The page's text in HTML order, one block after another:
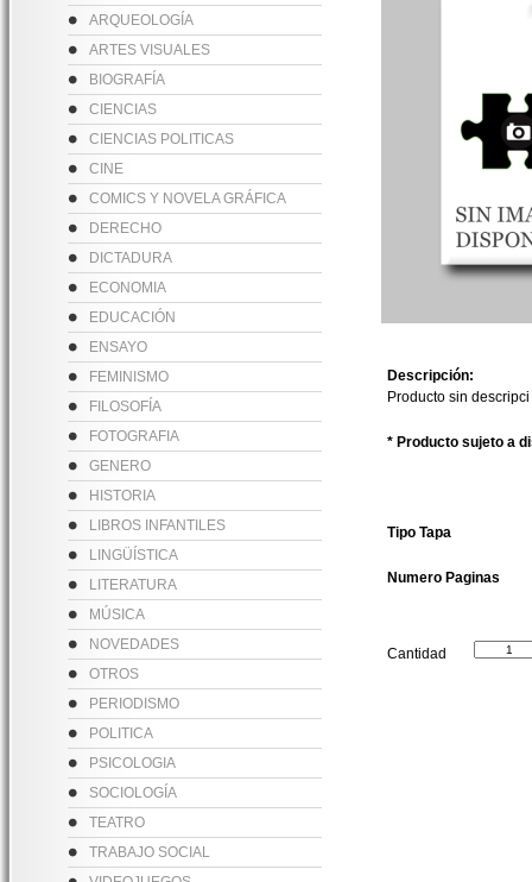
ARQUEOLOGÍA
ARTES VISUALES
BIOGRAFÍA
CIENCIAS
CIENCIAS POLITICAS
CINE
COMICS Y NOVELA GRÁFICA
DERECHO
DICTADURA
ECONOMIA
EDUCACIÓN
ENSAYO
FEMINISMO
FILOSOFÍA
FOTOGRAFIA
GENERO
HISTORIA
LIBROS INFANTILES
LINGÜÍSTICA
LITERATURA
MÚSICA
NOVEDADES
OTROS
PERIODISMO
POLITICA
PSICOLOGIA
SOCIOLOGÍA
TEATRO
TRABAJO SOCIAL
Descripción:
Producto sin descripci
* Producto sujeto a
Tipo Tapa
Numero Paginas
Cantidad